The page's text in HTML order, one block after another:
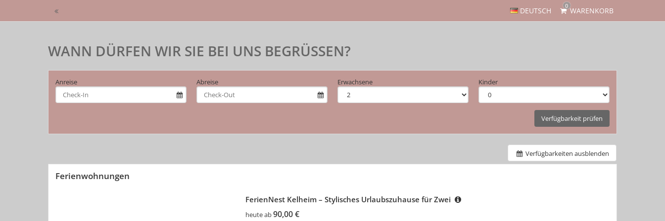
DEUTSCH
0
WARENKORB
WANN DÜRFEN WIR SIE BEI UNS BEGRÜSSEN?
Anreise Abreise Erwachsene Kinder
Verfügbarkeit prüfen
Verfügbarkeiten ausblenden
Ferienwohnungen
FerienNest Kelheim – Stylisches Urlaubszuhause für Zwei
heute ab90,00 €